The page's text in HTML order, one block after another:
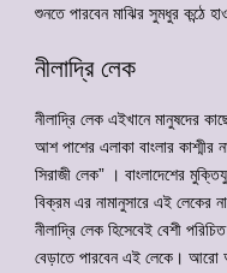
শুনতে পারবেন মাঝির সুমধুর কন্ঠে
নীলাদ্রি লেক
নীলাদ্রি লেক এইখানে মানুষদের
আশ পাশের এলাকা বাংলার কাশ্মীর
সিরাজী লেক” । বাংলাদেশের
বিক্রম এর নামানুসারে এই লেকের
নীলাদ্রি লেক হিসেবেই বেশী
বেড়াতে পারবেন এই লেকে। আরো